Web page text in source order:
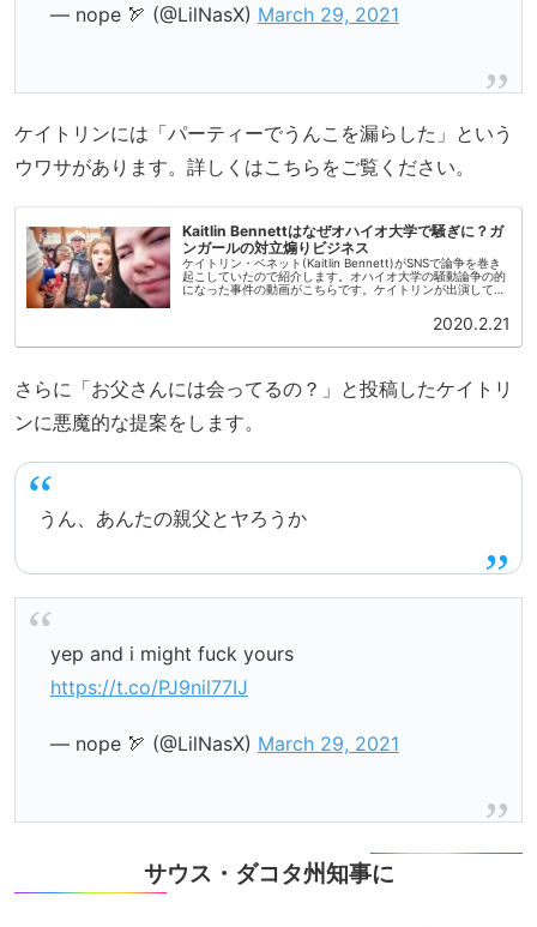
— nope 🏹 (@LilNasX) March 29, 2021
ケイトリンには「パーティーでうんこを漏らした」という
ウワサがあります。詳しくはこちらをご覧ください。
Kaitlin Bennettはなぜオハイオ大学で騒ぎに？ガ
ンガールの対立煽りビジネス
ケイトリン・ベネット(Kaitlin Bennett)がSNSで論争を巻き
起こしていたので紹介します。オハイオ大学の騒動論争の的
になった事件の動画がこちらです。ケイトリンが出演してい
2020.2.21
さらに「お父さんには会ってるの？」と投稿したケイトリ
ンに悪魔的な提案をします。
うん、あんたの親父とヤろうか
yep and i might fuck yours
https://t.co/PJ9nil77IJ
— nope 🏹 (@LilNasX) March 29, 2021
サウス・ダコタ州知事に